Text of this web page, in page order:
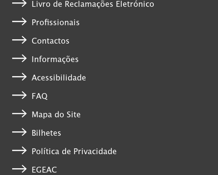
Livro de Reclamações Eletrónico
Profissionais
Contactos
Informações
Acessibilidade
FAQ
Mapa do Site
Bilhetes
Política de Privacidade
EGEAC